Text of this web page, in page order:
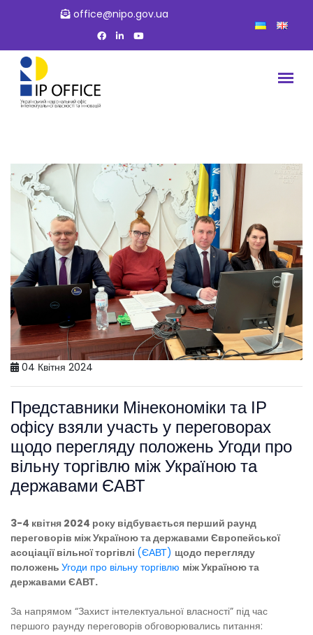
office@nipo.gov.ua
04 Квітня 2024
Представники Мінекономіки та ІР
офісу взяли участь у переговорах
щодо перегляду положень Угоди про
вільну торгівлю між Україною та
державами ЄАВТ
3-4 квітня 2024 року відбувається перший раунд
переговорів між Україною та державами Європейської
асоціації вільної торгівлі (ЄАВТ) щодо перегляду
положень Угоди про вільну торгівлю між Україною та
державами ЄАВТ.
За напрямом “Захист інтелектуальної власності” під час
першого раунду переговорів обговорювались питання: